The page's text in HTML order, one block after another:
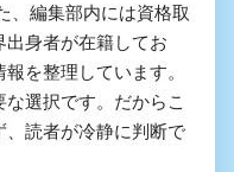
、編集部内には資格取
身者が在籍してお
を整理しています。
選択です。だからこ
、読者が冷静に判断で